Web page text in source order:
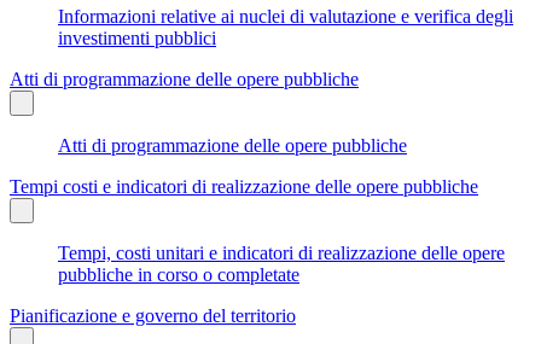
Informazioni relative ai nuclei di valutazione e verifica degli
investimenti pubblici
Atti di programmazione delle opere pubbliche
Atti di programmazione delle opere pubbliche
Tempi costi e indicatori di realizzazione delle opere pubbliche
Tempi, costi unitari e indicatori di realizzazione delle opere
pubbliche in corso o completate
Pianificazione e governo del territorio